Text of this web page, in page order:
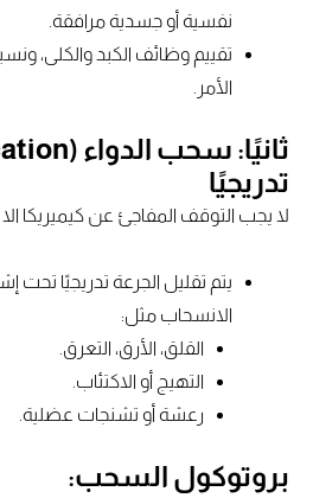
نفسية أو جسدية مرافقة.
تقييم وظائف الكبد والكلى،
الأمر.
تدريجيًا
لا يجب التوقف المفاجئ عن كيميريكا
يتم تقليل الجرعة تدريجيًا تحت
الانسحاب مثل:
القلق، الأرق، التعرق.
التهيج أو الاكتئاب.
رعشة أو تشنجات عضلية.
بروتوكول السحب: